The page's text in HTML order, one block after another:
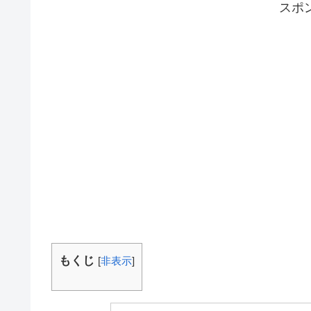
スポ
もくじ [非表示]